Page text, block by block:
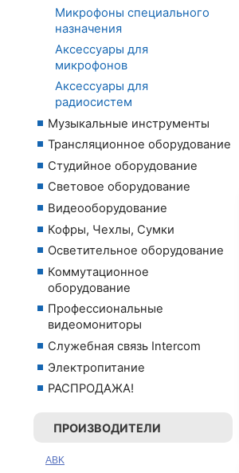
Микрофоны специального
назначения
Аксессуары для
микрофонов
Аксессуары для
радиосистем
Музыкальные инструменты
Трансляционное оборудование
Студийное оборудование
Световое оборудование
Видеооборудование
Кофры, Чехлы, Сумки
Осветительное оборудование
Коммутационное
оборудование
Профессиональные
видеомониторы
Служебная связь Intercom
Электропитание
РАСПРОДАЖА!
ПРОИЗВОДИТЕЛИ
ABK